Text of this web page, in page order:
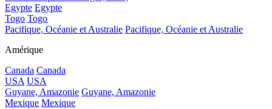
Egypte Egypte
Togo Togo
Pacifique, Océanie et Australie Pacifique, Océanie et Australie
Amérique
Canada Canada
USA USA
Guyane, Amazonie Guyane, Amazonie
Mexique Mexique